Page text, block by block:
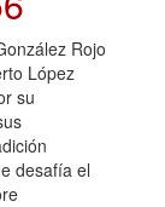
Rojo
López
su
desafía el